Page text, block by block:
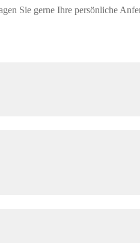
Sie gerne Ihre persönliche